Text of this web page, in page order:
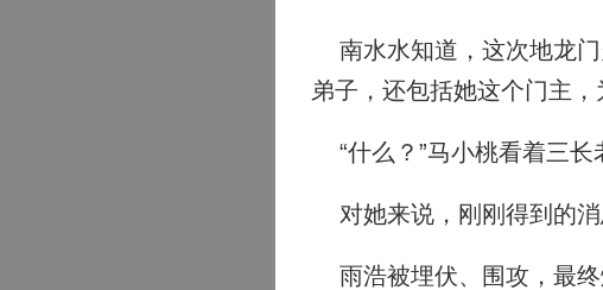
南水水知道，这次地龙门
弟子，还包括她这个门主
“什么？”马小桃看着三长
对她来说，刚刚得到的消
雨浩被埋伏、围攻，最终